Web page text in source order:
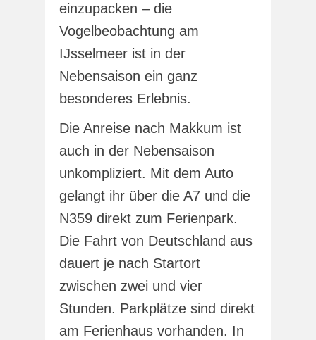
einzupacken – die
Vogelbeobachtung am
IJsselmeer ist in der
Nebensaison ein ganz
besonderes Erlebnis.
Die Anreise nach Makkum ist
auch in der Nebensaison
unkompliziert. Mit dem Auto
gelangt ihr über die A7 und die
N359 direkt zum Ferienpark.
Die Fahrt von Deutschland aus
dauert je nach Startort
zwischen zwei und vier
Stunden. Parkplätze sind direkt
am Ferienhaus vorhanden. In